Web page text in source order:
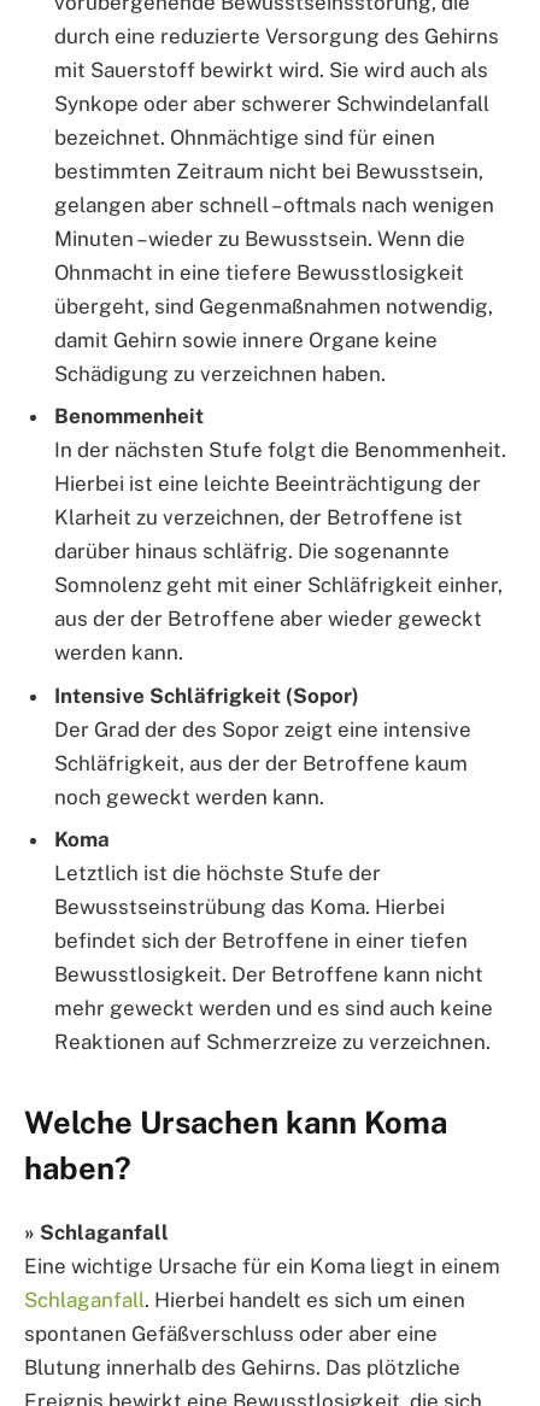
durch eine reduzierte Versorgung des Gehirns
mit Sauerstoff bewirkt wird. Sie wird auch als
Synkope oder aber schwerer Schwindelanfall
bezeichnet. Ohnmächtige sind für einen
bestimmten Zeitraum nicht bei Bewusstsein,
gelangen aber schnell – oftmals nach wenigen
Minuten – wieder zu Bewusstsein. Wenn die
Ohnmacht in eine tiefere Bewusstlosigkeit
übergeht, sind Gegenmaßnahmen notwendig,
damit Gehirn sowie innere Organe keine
Schädigung zu verzeichnen haben.
Benommenheit
In der nächsten Stufe folgt die Benommenheit.
Hierbei ist eine leichte Beeinträchtigung der
Klarheit zu verzeichnen, der Betroffene ist
darüber hinaus schläfrig. Die sogenannte
Somnolenz geht mit einer Schläfrigkeit einher,
aus der der Betroffene aber wieder geweckt
werden kann.
Intensive Schläfrigkeit (Sopor)
Der Grad der des Sopor zeigt eine intensive
Schläfrigkeit, aus der der Betroffene kaum
noch geweckt werden kann.
Koma
Letztlich ist die höchste Stufe der
Bewusstseinstrübung das Koma. Hierbei
befindet sich der Betroffene in einer tiefen
Bewusstlosigkeit. Der Betroffene kann nicht
mehr geweckt werden und es sind auch keine
Reaktionen auf Schmerzreize zu verzeichnen.
Welche Ursachen kann Koma
haben?
» Schlaganfall
Eine wichtige Ursache für ein Koma liegt in einem
Schlaganfall. Hierbei handelt es sich um einen
spontanen Gefäßverschluss oder aber eine
Blutung innerhalb des Gehirns. Das plötzliche
Ereignis bewirkt eine Bewusstlosigkeit, die sich